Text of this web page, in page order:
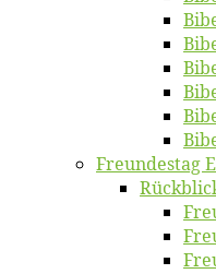
Freun­des­tag